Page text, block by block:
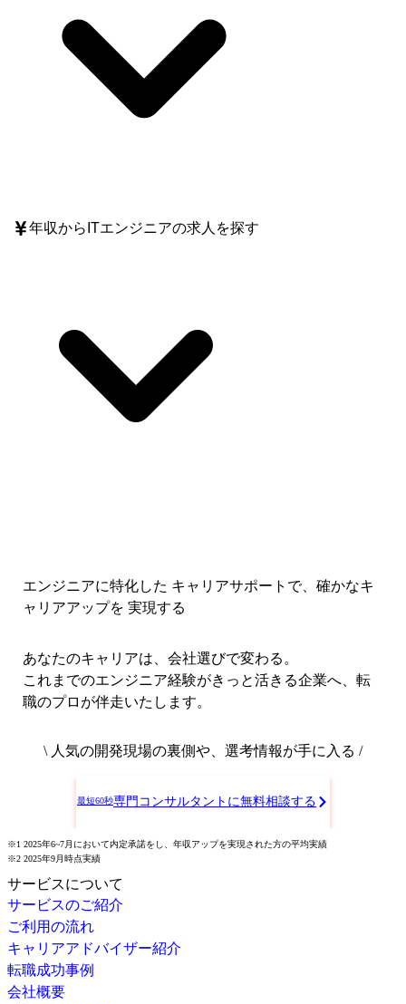
年収からITエンジニアの求人を探す
エンジニアに特化した キャリアサポートで、 確かなキ
ャリアアップを 実現する
あなたのキャリアは、会社選びで変わる。
これまでのエンジニア経験がきっと活きる企業へ、転
職のプロが伴走いたします。
\ 人気の開発現場の裏側や、選考情報が手に入る /
最短60秒専門コンサルタントに無料相談する
※1 2025年6~7月において内定承諾をし、年収アップを実現された方の平均実績
※2 2025年9月時点実績
サービスについて
サービスのご紹介
ご利用の流れ
キャリアアドバイザー紹介
転職成功事例
会社概要